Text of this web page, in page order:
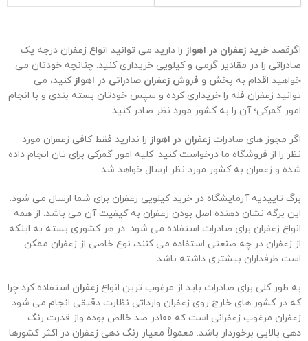
اگرقصد خرید زعفران در اهواز را دارید می توانید انواع زعفران درجه یک
صادراتی را در مقادیر گرمی و کیلویی خریداری کنید. چنانچه خودتان می
خواهید اقدام به پخش و فروش زعفران صادراتی در اهواز کنید، می
توانید زعفران فله را خریداری کرده و سپس خودتان بسته بندی و با انجام
امور گمرکی؛ آن را به کشور مورد نظر صادر کنید.
اگر مجوز های صادرات زعفران در اهواز را ندارید فقط کافی زعفران مورد
نظر را از فروشگاه ما درخواست کنید. کلیه امور گمرکی برای تان انجام داده
شده و زعفران به کشور مورد نظر ارسال خواهد شد.
برگ تاییدیه آزمایشگاه در خرید کیلویی زعفران برای شما ارسال می شود.
این برگه نشان دهنده اصل بودن زعفران به کیفیت آن می باشد. از همه
انواع زعفران برای صادرات استفاده می شود. در هر کشوری بسته به اینکه
از زعفران در چه صنعتی استفاده می کنند، نوع خاصی از زعفران ممکن
است طرفداران بیشتری داشته باشد.
به طور کلی برای صادرات باید از مرغوب ترین انواع زعفران استفاده کرد چرا
که در کشور های خارج روی زعفران وارداتی نظارت دقیقی انجام می شود.
زعفران مرغوب زعفرانی است که ۱۰۰در صد خالص بوده واز قدرت رنگ
دهی بالایی برخوردار باشد. معمولاً معیار رنگ دهی زعفران در اکثر کشورها